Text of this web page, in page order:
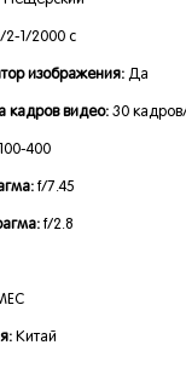
2-1/2000 с
изображения: Да
кадров видео: 30
100-400
f/7.45
f/2.8
Китай